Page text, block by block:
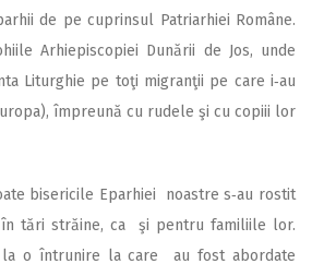
de pe cuprinsul Patriarhiei Române.
Arhi­episcopiei Dunării de Jos, unde
Liturghie pe toţi migranţii pe care i‑au
împreună cu rudele şi cu copiii lor
bisericile Eparhiei noastre s‑au rostit
în tări străine, ca şi pentru familiile lor.
la o întrunire la care au fost abordate